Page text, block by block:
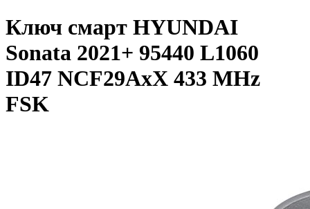
Ключ смарт HYUNDAI
Sonata 2021+ 95440 L1060
ID47 NCF29AxX 433 MHz
FSK